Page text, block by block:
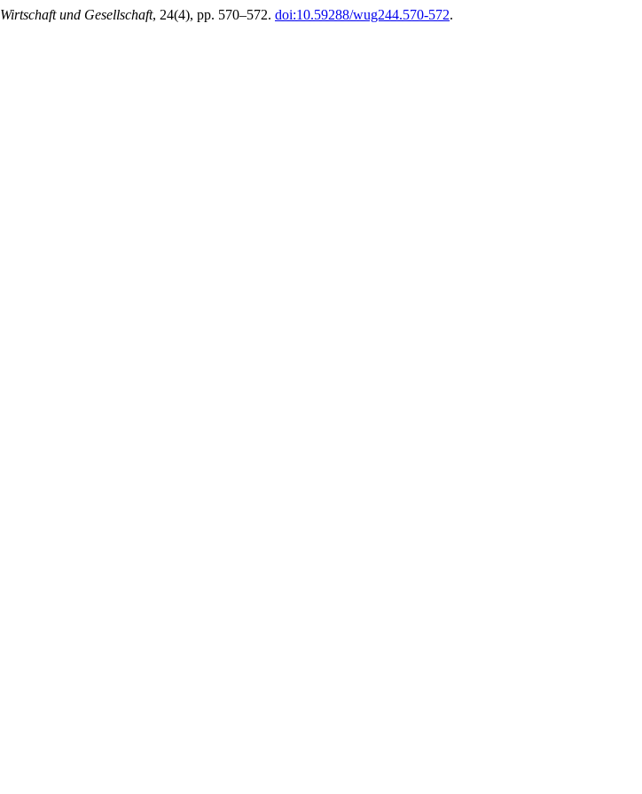
Wirtschaft und Gesellschaft, 24(4), pp. 570–572. doi:10.59288/wug244.570-572.